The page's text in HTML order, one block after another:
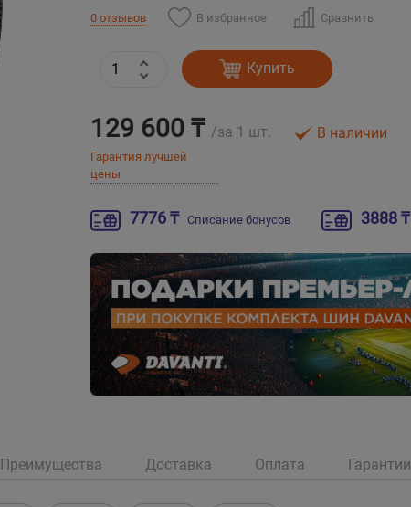
0 отзывов В избранное Сравнить
Купить
129 600 ₸ /за 1 шт.
Гарантия лучшей
цены
В наличии
7776 ₸ Списание бонусов 3888 ₸
Преимущества Доставка Оплата Гарантии